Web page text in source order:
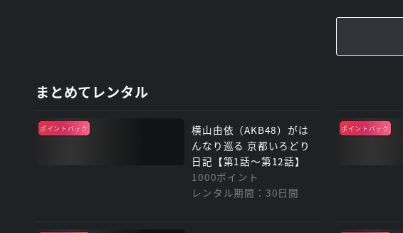
まとめてレンタル
ポイントバック
横山由依（AKB48）がは
んなり巡る 京都いろどり
日記【第1話～第12話】
1000ポイント
レンタル期間：30日間
ポイントバック